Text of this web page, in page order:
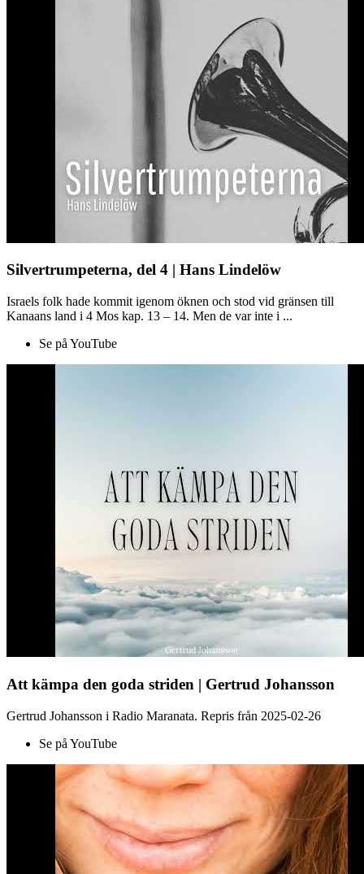
Silvertrumpeterna, del 4 | Hans Lindelöw
Israels folk hade kommit igenom öknen och stod vid gränsen till
Kanaans land i 4 Mos kap. 13 – 14. Men de var inte i ...
Se på YouTube
Att kämpa den goda striden | Gertrud Johansson
Gertrud Johansson i Radio Maranata. Repris från 2025-02-26
Se på YouTube